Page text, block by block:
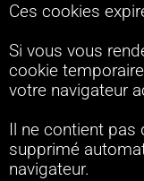
Ces cookies
Si vous vous
cookie
votre navigateur
Il ne contient pas
supprimé
navigateur.